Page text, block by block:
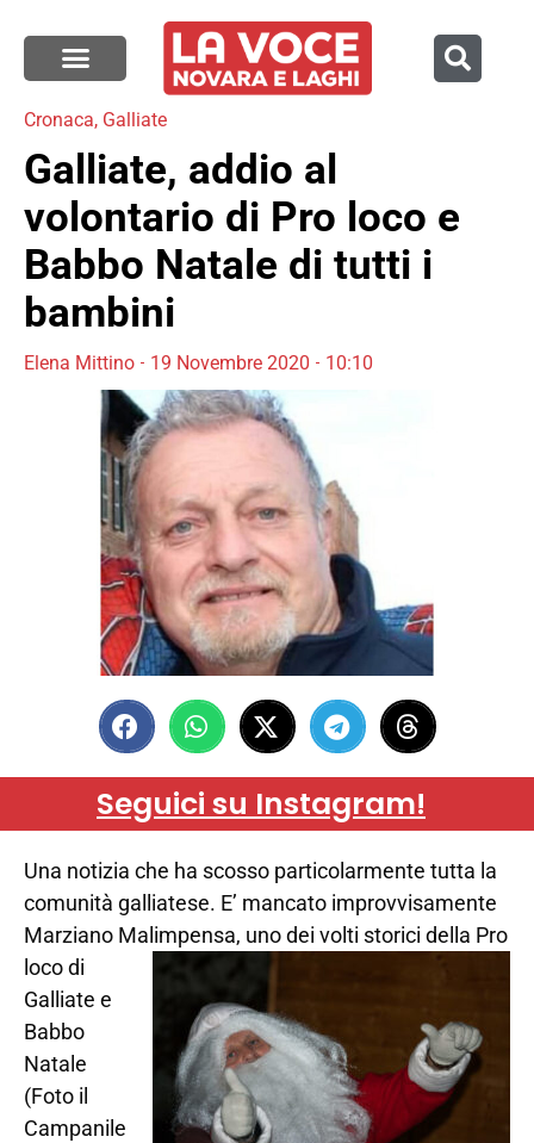
Cronaca, Galliate
Galliate, addio al
volontario di Pro loco e
Babbo Natale di tutti i
bambini
Elena Mittino 19 Novembre 2020 10:10
Seguici su Instagram!
Una notizia che ha scosso particolarmente tutta la
comunità galliatese. E’ mancato improvvisamente
Marziano Malimpensa, uno dei volti storici della Pro
loco di
Galliate e
Babbo
Natale
(Foto il
Campanile